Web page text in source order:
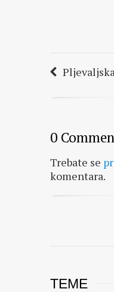
0
Trebate se
komentara.
TEME